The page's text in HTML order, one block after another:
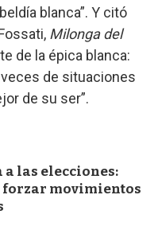
blanca”. Y citó
Milonga del
de la épica blanca:
de situaciones
de su ser”.
a las elecciones:
forzar movimientos